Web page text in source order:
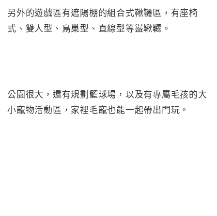
另外的遊戲區有遮陽棚的組合式鞦韆區，有座椅
式、雙人型、鳥巢型、直線型等盪鞦韆。
公園很大，還有規劃籃球場，以及有專屬毛孩的大
小寵物活動區，家裡毛寵也能一起帶出門玩。